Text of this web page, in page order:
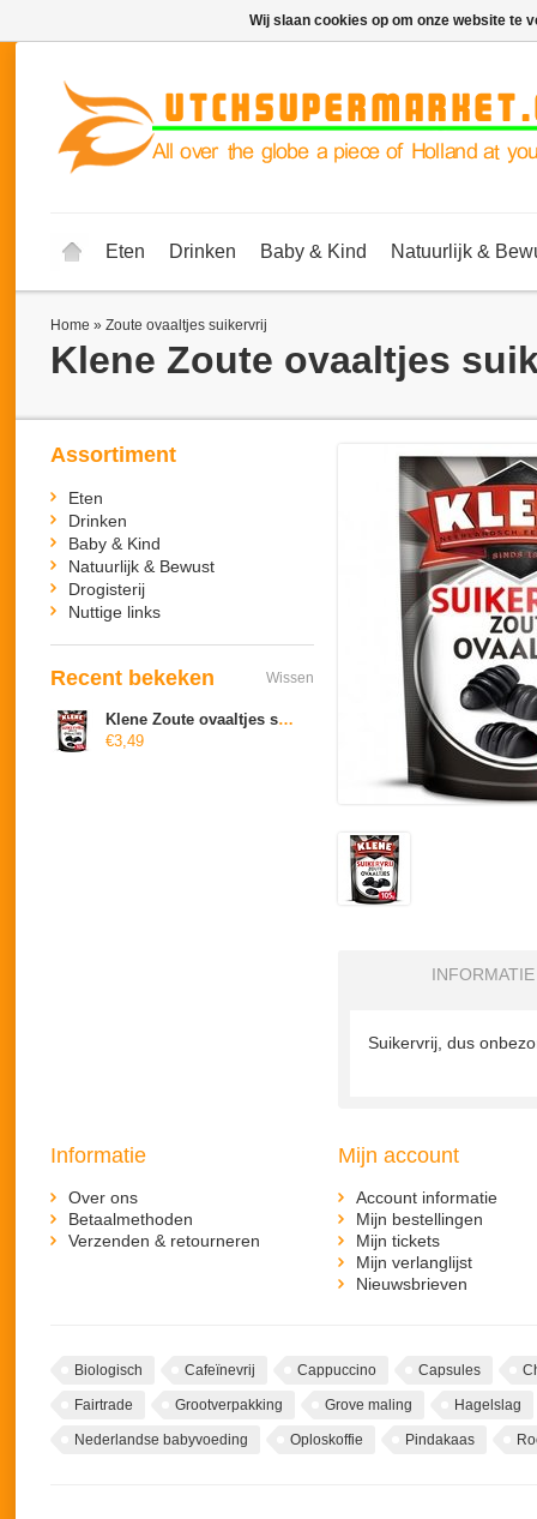
Eten Drinken Baby & Kind Natuurlijk &
Home » Zoute ovaaltjes suikervrij
Klene Zoute ovaaltjes
INFORMATIE
Suikervrij, dus
Assortiment
Eten
Drinken
Baby & Kind
Natuurlijk & Bewust
Drogisterij
Nuttige links
Recent bekeken Wissen
Klene Zoute ovaaltjes suikervrij
€3,49
Informatie
Over ons
Betaalmethoden
Verzenden & retourneren
Mijn account
Account informatie
Mijn bestellingen
Mijn tickets
Mijn verlanglijst
Nieuwsbrieven
Biologisch Cafeïnevrij Cappuccino Capsules
Fairtrade Grootverpakking Grove maling Hagelslag
Nederlandse babyvoeding Oploskoffie Pindakaas
Wij slaan cookies op om onze website te